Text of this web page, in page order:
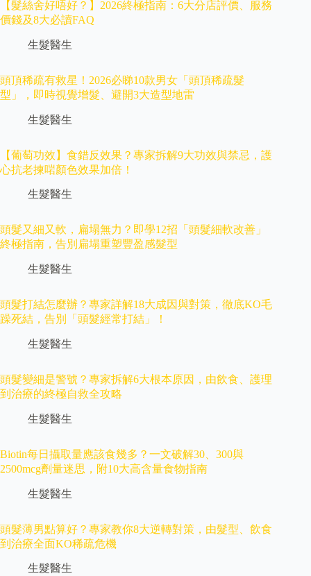
【髮絲舍好唔好？】2026終極指南：6大分店評價、服務
價錢及8大必讀FAQ
生髮醫生
頭頂稀疏有救星！2026必睇10款男女「頭頂稀疏髮
型」，即時視覺增髮、避開3大造型地雷
生髮醫生
【葡萄功效】食錯反效果？專家拆解9大功效與禁忌，護
心抗老揀啱顏色效果加倍！
生髮醫生
頭髮又細又軟，扁塌無力？即學12招「頭髮細軟改善」
終極指南，告別扁塌重塑豐盈感髮型
生髮醫生
頭髮打結怎麼辦？專家詳解18大成因與對策，徹底KO毛
躁死結，告別「頭髮經常打結」！
生髮醫生
頭髮變細是警號？專家拆解6大根本原因，由飲食、護理
到治療的終極自救全攻略
生髮醫生
Biotin每日攝取量應該食幾多？一文破解30、300與
2500mcg劑量迷思，附10大高含量食物指南
生髮醫生
頭髮薄男點算好？專家教你8大逆轉對策，由髮型、飲食
到治療全面KO稀疏危機
生髮醫生